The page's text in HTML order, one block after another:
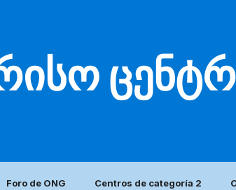
Foro de ONG Centros de categoría 2